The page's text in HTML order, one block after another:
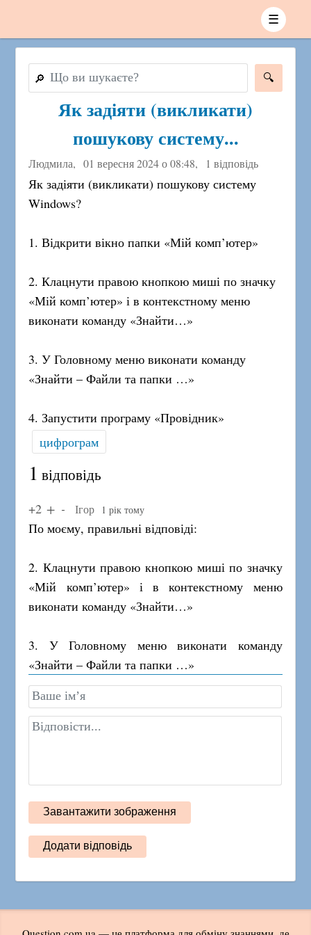
☰
🔎
Як задіяти (викликати)
пошукову систему...
Людмила, 01 вересня 2024 о 08:48, 1 відповідь
Як задіяти (викликати) пошукову систему
Windows?
1. Відкрити вікно папки «Мій комп’ютер»
2. Клацнути правою кнопкою миші по значку
«Мій комп’ютер» і в контекстному меню
виконати команду «Знайти…»
3. У Головному меню виконати команду
«Знайти – Файли та папки …»
4. Запустити програму «Провідник»
цифрограм
1 відповідь
+2 Ігор 1 рік тому
По моєму, правильні відповіді:
2. Клацнути правою кнопкою миші по значку
«Мій комп’ютер» і в контекстному меню
виконати команду «Знайти…»
3. У Головному меню виконати команду
«Знайти – Файли та папки …»